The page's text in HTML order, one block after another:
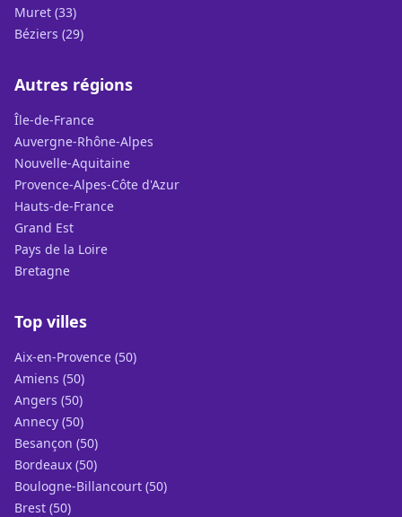
Muret (33)
Béziers (29)
Autres régions
Île-de-France
Auvergne-Rhône-Alpes
Nouvelle-Aquitaine
Provence-Alpes-Côte d'Azur
Hauts-de-France
Grand Est
Pays de la Loire
Bretagne
Top villes
Aix-en-Provence (50)
Amiens (50)
Angers (50)
Annecy (50)
Besançon (50)
Bordeaux (50)
Boulogne-Billancourt (50)
Brest (50)